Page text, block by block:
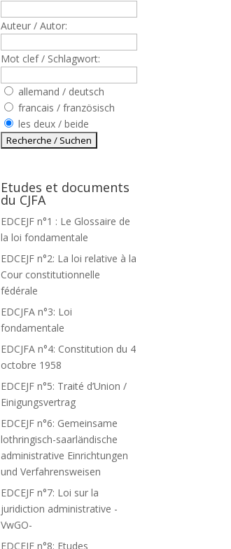
Auteur / Autor:
Mot clef / Schlagwort:
allemand / deutsch
francais / französisch
les deux / beide
Etudes et documents
du CJFA
EDCEJF n°1 : Le Glossaire de
la loi fondamentale
EDCEJF n°2: La loi relative à la
Cour constitutionnelle
fédérale
EDCJFA n°3: Loi
fondamentale
EDCJFA n°4: Constitution du 4
octobre 1958
EDCEJF n°5: Traité d’Union /
Einigungsvertrag
EDCEJF n°6: Gemeinsame
lothringisch-saarländische
administrative Einrichtungen
und Verfahrensweisen
EDCEJF n°7: Loi sur la
juridiction administrative -
VwGO-
EDCEJF n°8: Etudes